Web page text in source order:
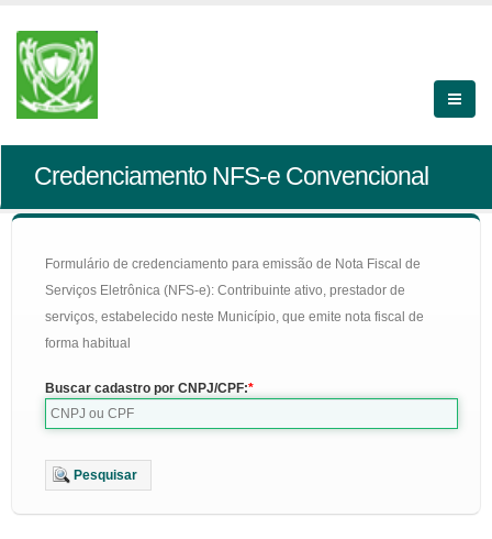
Credenciamento NFS-e Convencional
Formulário de credenciamento para emissão de Nota Fiscal de
Serviços Eletrônica (NFS-e): Contribuinte ativo, prestador de
serviços, estabelecido neste Município, que emite nota fiscal de
forma habitual
Buscar cadastro por CNPJ/CPF:
Pesquisar